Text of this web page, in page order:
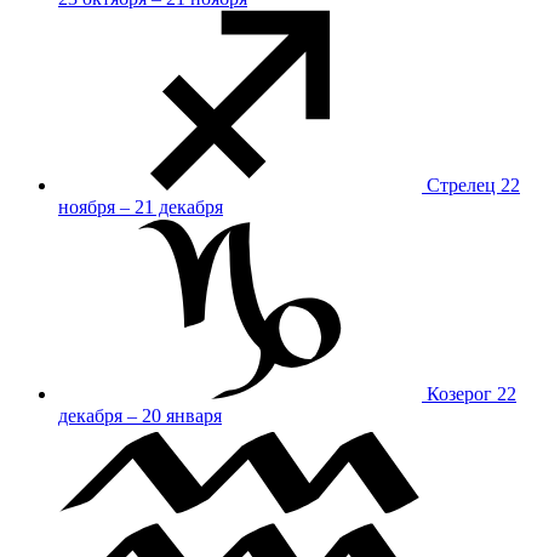
Стрелец 22
ноября – 21 декабря
Козерог 22
декабря – 20 января